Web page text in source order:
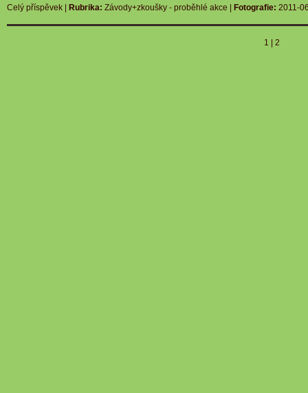
Celý příspěvek Rubrika: Závody+zkoušky - proběhlé akce Fotografie: 2011-
1 2